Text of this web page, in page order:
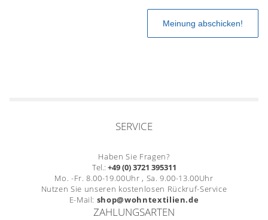
SERVICE
Haben Sie Fragen?
Tel.: +49 (0) 3721 395311
Mo. -Fr. 8.00-19.00Uhr , Sa. 9.00-13.00Uhr
Nutzen Sie unseren kostenlosen Rückruf-Service
E-Mail: shop@wohntextilien.de
ZAHLUNGSARTEN